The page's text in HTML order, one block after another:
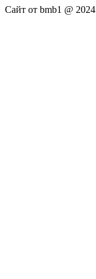
Сайт от bmb1 @ 2024